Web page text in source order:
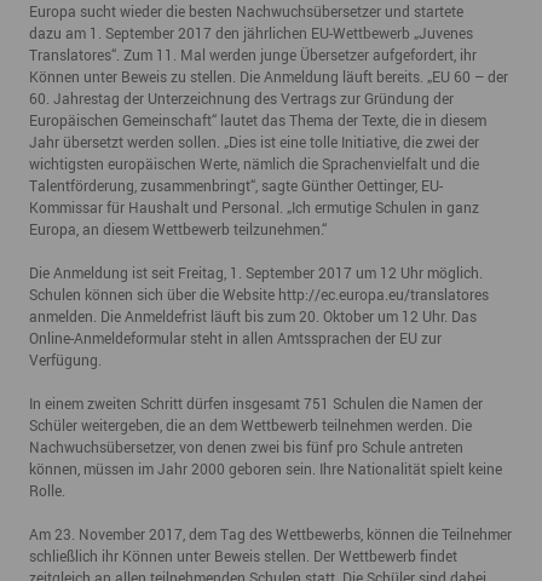
Europa sucht wieder die besten Nachwuchsübersetzer und startete
dazu am 1. September 2017 den jährlichen EU-Wettbewerb „Juvenes
Translatores“. Zum 11. Mal werden junge Übersetzer aufgefordert, ihr
Können unter Beweis zu stellen. Die Anmeldung läuft bereits. „EU 60 – der
60. Jahrestag der Unterzeichnung des Vertrags zur Gründung der
Europäischen Gemeinschaft“ lautet das Thema der Texte, die in diesem
Jahr übersetzt werden sollen. „Dies ist eine tolle Initiative, die zwei der
wichtigsten europäischen Werte, nämlich die Sprachenvielfalt und die
Talentförderung, zusammenbringt“, sagte Günther Oettinger, EU-
Kommissar für Haushalt und Personal. „Ich ermutige Schulen in ganz
Europa, an diesem Wettbewerb teilzunehmen.“
Die Anmeldung ist seit Freitag, 1. September 2017 um 12 Uhr möglich.
Schulen können sich über die Website http://ec.europa.eu/translatores
anmelden. Die Anmeldefrist läuft bis zum 20. Oktober um 12 Uhr. Das
Online-Anmeldeformular steht in allen Amtssprachen der EU zur
Verfügung.
In einem zweiten Schritt dürfen insgesamt 751 Schulen die Namen der
Schüler weitergeben, die an dem Wettbewerb teilnehmen werden. Die
Nachwuchsübersetzer, von denen zwei bis fünf pro Schule antreten
können, müssen im Jahr 2000 geboren sein. Ihre Nationalität spielt keine
Rolle.
Am 23. November 2017, dem Tag des Wettbewerbs, können die Teilnehmer
schließlich ihr Können unter Beweis stellen. Der Wettbewerb findet